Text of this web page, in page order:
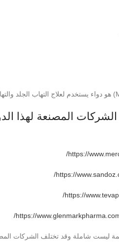
المصنعة لهذا
https://
https://
https://
https://
ليست شاملة وقد تختلف الشركات